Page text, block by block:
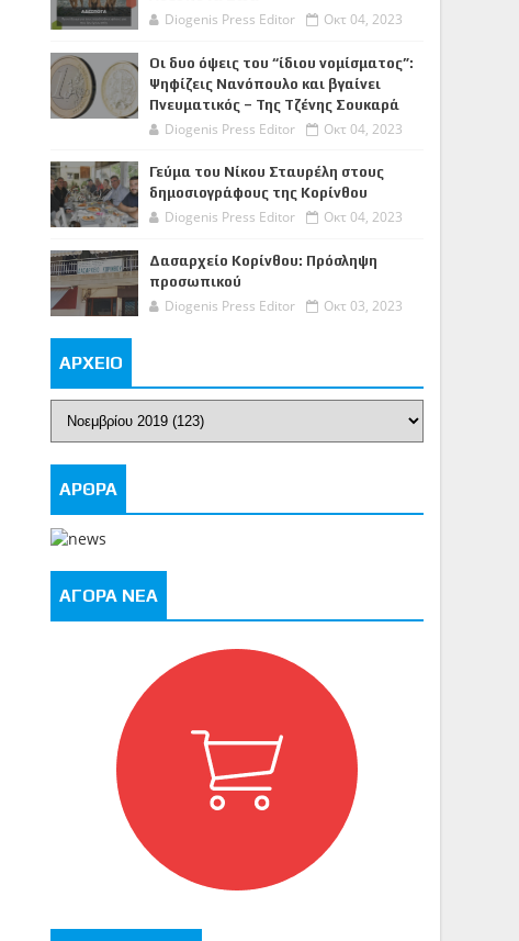
Diogenis Press Editor Οκτ 04, 2023
Οι δυο όψεις του “ίδιου νομίσματος”:
Ψηφίζεις Νανόπουλο και βγαίνει
Πνευματικός – Της Τζένης Σουκαρά
Diogenis Press Editor Οκτ 04, 2023
Γεύμα του Νίκου Σταυρέλη στους
δημοσιογράφους της Κορίνθου
Diogenis Press Editor Οκτ 04, 2023
Δασαρχείο Κορίνθου: Πρόσληψη
προσωπικού
Diogenis Press Editor Οκτ 03, 2023
ΑΡΧΕΙΟ
ΑΡΘΡΑ
ΑΓΟΡΑ ΝΕΑ